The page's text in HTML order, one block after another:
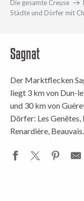
Die gesamte Creuse
Städte und Dörfer mit
Sagnat
Der Marktflecken
liegt 3 km von Dun-
und 30 km von
Dörfer: Les Genêtes,
Renardière, Beauvais.